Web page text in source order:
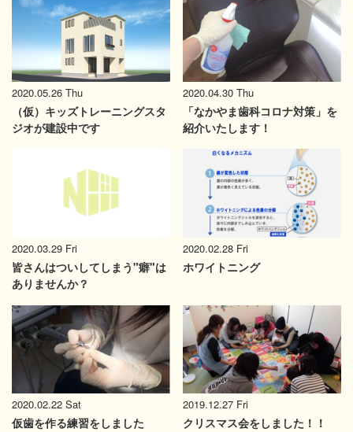
2020.05.26 Thu
（仮）キッズトレーニングスタ
ジオが建設中です
2020.04.30 Thu
「なかやま歯科コロナ対策」を
紹介いたします！
2020.03.29 Fri
皆さんはついしてしまう"癖"は
ありませんか？
2020.02.28 Fri
ホワイトニング
2020.02.22 Sat
仮歯を作る練習をしました
2019.12.27 Fri
クリスマス会をしました！！